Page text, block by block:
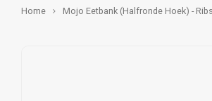
Home Mojo Eetbank (Halfronde Hoek) -